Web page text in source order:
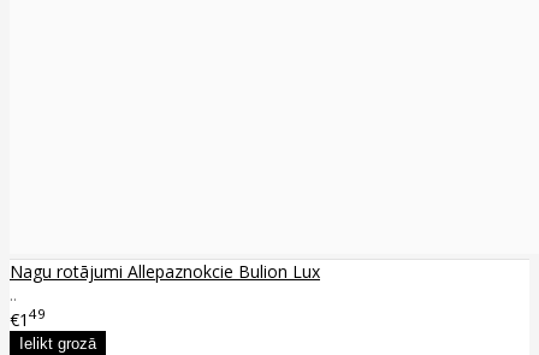
Nagu rotājumi Allepaznokcie Bulion Lux
..
€1 49